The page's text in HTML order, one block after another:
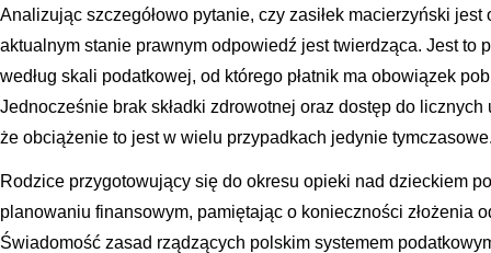
Analizując szczegółowo pytanie, czy zasiłek macierzyński
aktualnym stanie prawnym odpowiedź jest twierdząca. Jest to
według skali podatkowej, od którego płatnik ma obowiązek
Jednocześnie brak składki zdrowotnej oraz dostęp do
że obciążenie to jest w wielu przypadkach jedynie
Rodzice przygotowujący się do okresu opieki nad dzieckiem
planowaniu finansowym, pamiętając o konieczności złożenia
Świadomość zasad rządzących polskim systemem